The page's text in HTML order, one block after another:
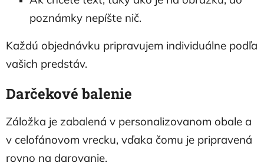
poznámky nepíšte nič.
Každú objednávku pripravujem individuálne podľa
vašich predstáv.
Darčekové balenie
Záložka je zabalená v personalizovanom obale a
v celofánovom vrecku, vďaka čomu je pripravená
rovno na darovanie.